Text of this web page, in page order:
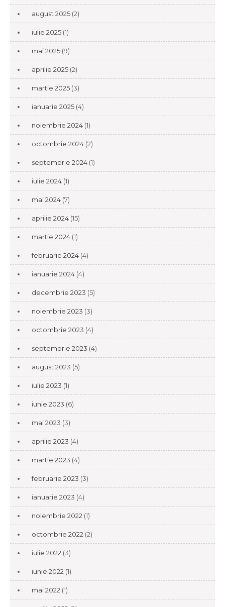
august 2025 (2)
iulie 2025 (1)
mai 2025 (9)
aprilie 2025 (2)
martie 2025 (3)
ianuarie 2025 (4)
noiembrie 2024 (1)
octombrie 2024 (2)
septembrie 2024 (1)
iulie 2024 (1)
mai 2024 (7)
aprilie 2024 (15)
martie 2024 (1)
februarie 2024 (4)
ianuarie 2024 (4)
decembrie 2023 (5)
noiembrie 2023 (3)
octombrie 2023 (4)
septembrie 2023 (4)
august 2023 (5)
iulie 2023 (1)
iunie 2023 (6)
mai 2023 (3)
aprilie 2023 (4)
martie 2023 (4)
februarie 2023 (3)
ianuarie 2023 (4)
noiembrie 2022 (1)
octombrie 2022 (2)
iulie 2022 (3)
iunie 2022 (1)
mai 2022 (1)